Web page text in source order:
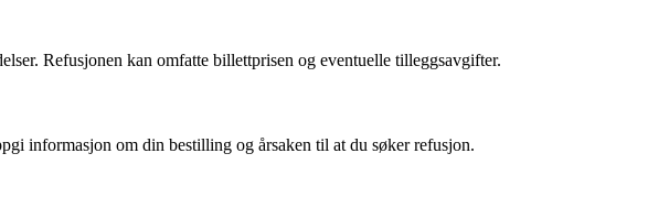
Refusjonen kan omfatte billettprisen og eventuelle tilleggsavgifter.
informasjon om din bestilling og årsaken til at du søker refusjon.